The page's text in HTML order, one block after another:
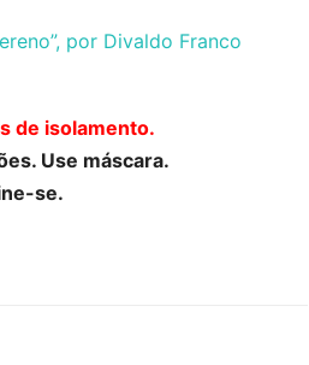
por Divaldo Franco
de isolamento.
Use máscara.
se.